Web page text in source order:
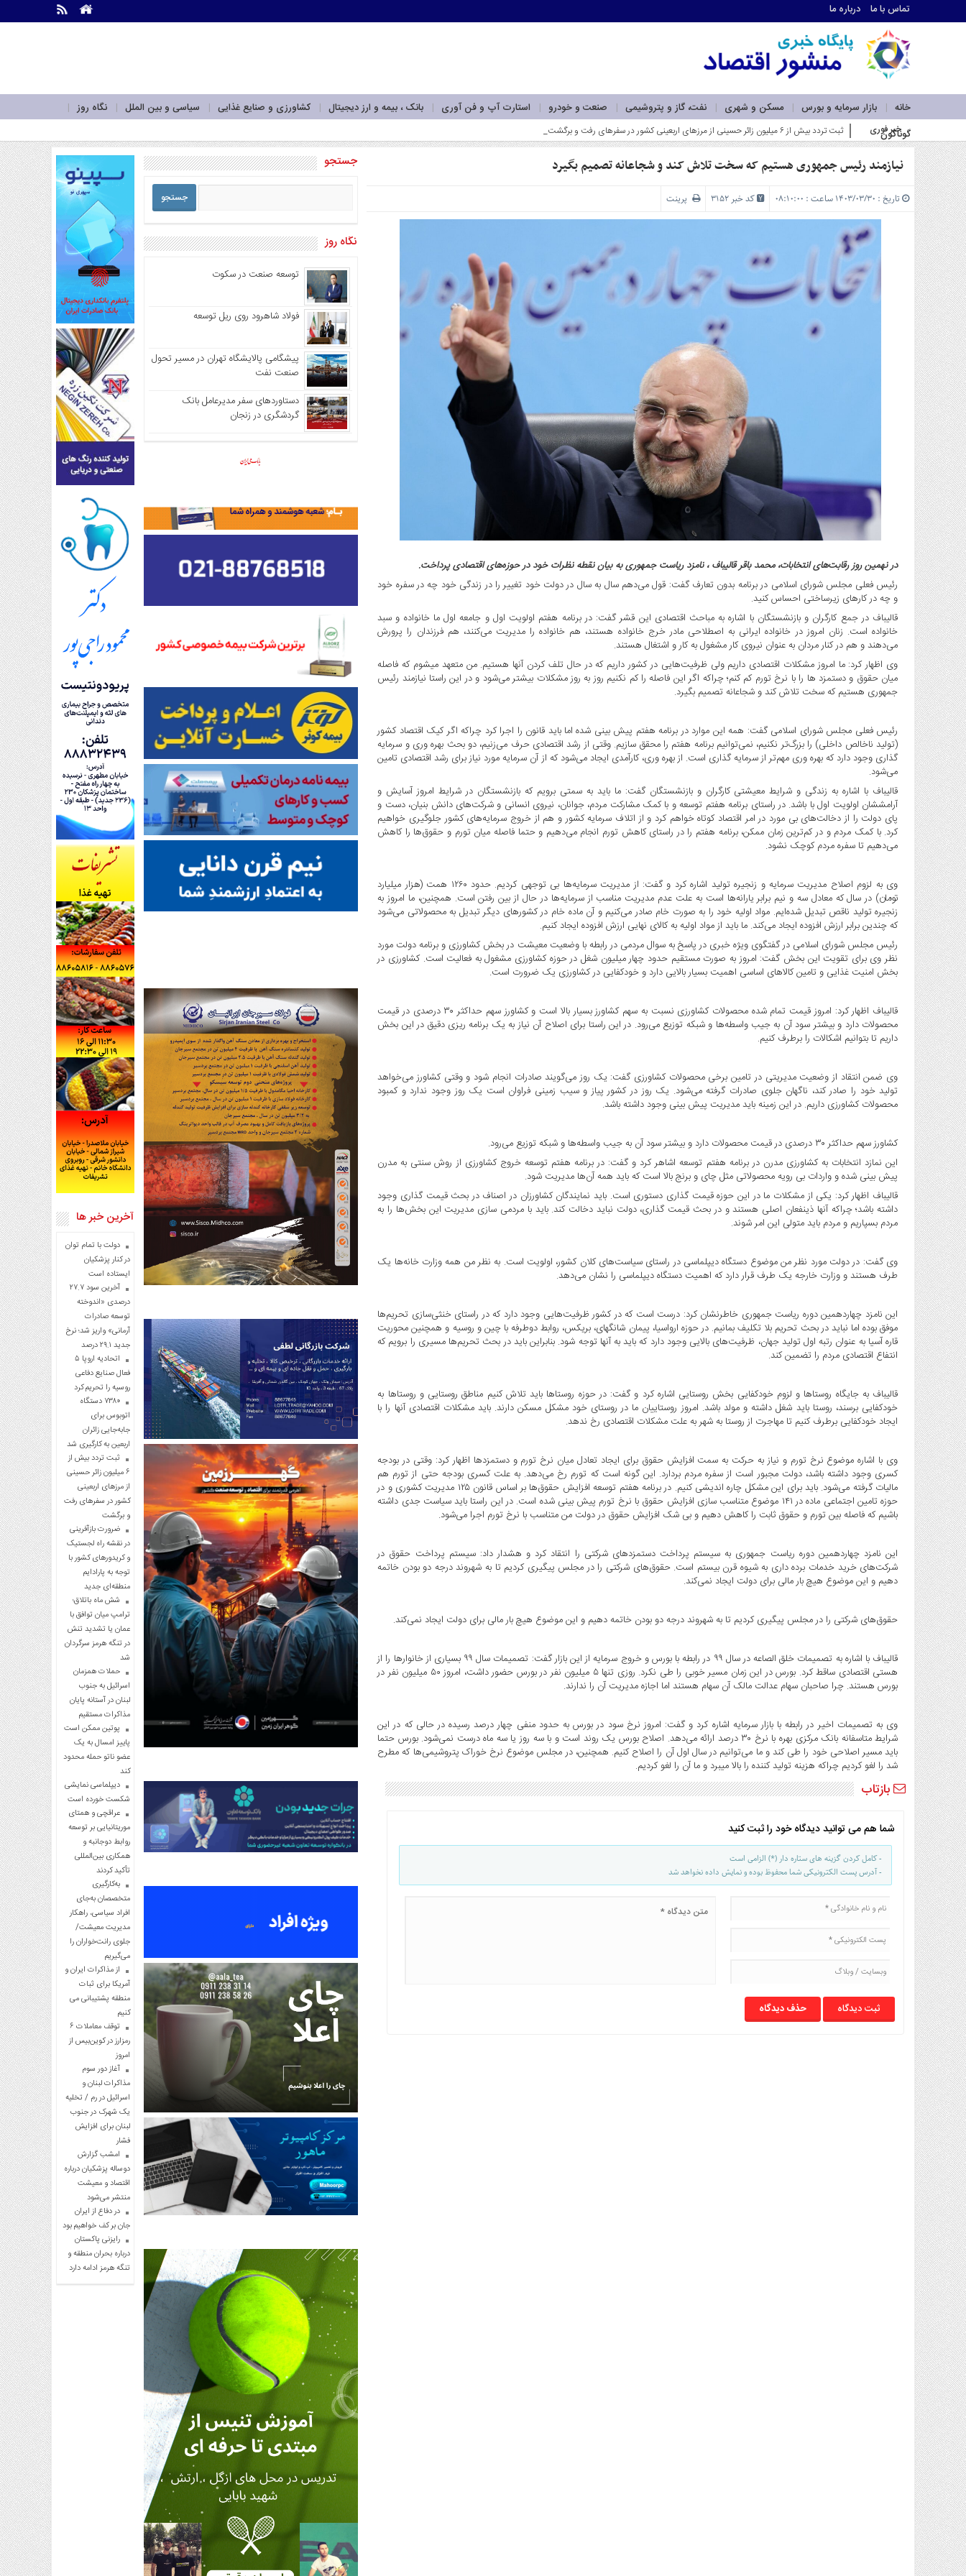
تماس با ما درباره ما
خانه بازار سرمایه و بورس مسکن و شهری نفت، گاز و پتروشیمی صنعت و خودرو استارت آپ و فن آوری بانک ، بیمه و ارز دیجیتال کشاورزی و صنایع غذایی سیاسی و بین الملل
نگاه روز
گوناگون
ما
درباره
سرویس
ها
خانه
بازار
سرمایه
و
بورس
مسکن
و
شهری
نفت،
گاز
و
پتروشیمی
صنعت
و
خودرو
استارت
آپ
و
فن
آوری
بانک
،
بیمه
و
ارز
دیجیتال
کشاورزی
و
صنایع
غذایی
سیاسی
و
بین
الملل
نگاه
روز
گوناگون
خبر فوری ضرورت بازآفرینی در نقشه راه لجستیک و کریدورهای کشور با توجه_
نیازمند رئیس جمهوری هستیم که سخت تلاش کند و شجاعانه تصمیم بگیرد
تاریخ : ۱۴۰۳/۰۳/۳۰ ساعت : ۰۸:۱۰:۰۰ کد خبر 3152 پرینت
در نهمین روز رقابت‌های انتخابات، محمد باقر قالیباف ، نامزد ریاست جمهوری به بیان نقطه نظرات خود در حوزه‌های اقتصادی پرداخت.
رئیس فعلی مجلس شورای اسلامی در برنامه بدون تعارف گفت: قول می‌دهم سال به سال در دولت خود تغییر را در زندگی خود چه در سفره خود
و چه در کارهای زیرساختی احساس کنید.
قالیباف در جمع کارگران و بازنشستگان با اشاره به مباحث اقتصادی این قشر گفت: در برنامه هفتم اولویت اول و جامعه اول ما خانواده و سبد
خانواده است. زنان امروز در خانواده ایرانی به اصطلاحی مادر خرج خانواده هستند، هم خانواده را مدیریت می‌کنند، هم فرزندان را پرورش
می‌دهند و هم در کنار مردان به عنوان نیروی کار مشغول به کار و اشتغال هستند.
وی اظهار کرد: ما امروز مشکلات اقتصادی داریم ولی ظرفیت‌هایی در کشور داریم که در حال تلف کردن آنها هستیم. من متعهد میشوم که فاصله
میان حقوق و دستمزد ها را با نرخ تورم کم کنم؛ چراکه اگر این فاصله را کم نکنیم روز به روز مشکلات بیشتر می‌شود و در این راستا نیازمند رئیس
جمهوری هستیم که سخت تلاش کند و شجاعانه تصمیم بگیرد.
رئیس فعلی مجلس شورای اسلامی گفت: همه این موارد در برنامه هفتم پیش بینی شده اما باید قانون را اجرا کرد چراکه اگر کیک اقتصاد کشور
(تولید ناخالص داخلی) را بزرگ‌تر نکنیم، نمی‌توانیم برنامه هفتم را محقق سازیم. وقتی از رشد اقتصادی حرف می‌زنیم، دو بحث بهره وری و سرمایه
گذاری وجود دارد که بهره وری مهم‌تر از سرمایه گذاری است. از بهره وری، کارآمدی ایجاد می‌شود که از آن سرمایه مورد نیاز برای رشد اقتصادی تامین
می‌شود.
قالیباف با اشاره به زندگی و شرایط معیشتی کارگران و بازنشستگان گفت: ما باید به سمتی برویم که بازنشستگان در شرایط امروز آسایش و
آرامششان اولویت اول با باشد. در راستای برنامه هفتم توسعه و با کمک مشارکت مردم، جوانان، نیروی انسانی و شرکت‌های دانش بنیان، دست و
پای دولت را از دخالت‌های بی مورد در امر اقتصاد کوتاه خواهم کرد و از اتلاف سرمایه کشور و هم از خروج سرمایه‌های کشور جلوگیری خواهیم
کرد. با کمک مردم و در کم‌ترین زمان ممکن، برنامه هفتم را در راستای کاهش تورم انجام می‌دهیم و حتما فاصله میان تورم و حقوق‌ها را کاهش
می‌دهیم تا سفره مردم کوچک نشود.
وی به لزوم اصلاح مدیریت سرمایه و زنجیره تولید اشاره کرد و گفت: از مدیریت سرمایه‌ها بی توجهی کردیم. حدود ۱۲۶۰ همت (هزار میلیارد
تومان) در سال که معادل سه و نیم برابر یارانه‌ها است به علت عدم مدیریت مناسب از سرمایه‌ها در حال از بین رفتن است. همچنین، ما امروز به
زنجیره تولید ناقص تبدیل شده‌ایم. مواد اولیه خود را به صورت خام صادر می‌کنیم و آن ماده خام در کشورهای دیگر تبدیل به محصولاتی می‌شود
که چندین برابر ارزش افزوده ایجاد می‌کند. ما باید از مواد اولیه به کالای نهایی ارزش افزوده ایجاد کنیم.
رئیس مجلس شورای اسلامی در گفتگوی ویژه خبری در پاسخ به سوال مردمی در رابطه با وضعیت معیشت در بخش کشاورزی و برنامه دولت مورد
نظر وی برای تقویت این بخش گفت: امروز به صورت مستقیم حدود چهار میلیون شغل در حوزه کشاورزی مشغول به فعالیت است. کشاورزی در
بخش امنیت غذایی و تامین کالاهای اساسی اهمیت بسیار بالایی دارد و خودکفایی در کشاورزی یک ضرورت است.
قالیباف اظهار کرد: امروز قیمت تمام شده محصولات کشاورزی نسبت به سهم کشاورز بسیار بالا است و کشاورز سهم حداکثر ۳۰ درصدی در قیمت
محصولات دارد و بیشتر سود آن به جیب واسطه‌ها و شبکه توزیع می‌رود. در این راستا برای اصلاح آن نیاز به یک برنامه ریزی دقیق در این بخش
داریم تا بتوانیم اشکالات را برطرف کنیم.
وی ضمن انتقاد از وضعیت مدیریتی در تامین برخی محصولات کشاورزی گفت: یک روز می‌گویند صادرات انجام شود و وقتی کشاورز می‌خواهد
تولید خود را صادر کند، ناگهان جلوی صادرات گرفته می‌شود. یک روز در کشور پیاز و سیب زمینی فراوان است یک روز وجود ندارد و کمبود
محصولات کشاورزی داریم. در این زمینه باید مدیریت پیش بینی وجود داشته باشد.
کشاورز سهم حداکثر ۳۰ درصدی در قیمت محصولات دارد و بیشتر سود آن به جیب واسطه‌ها و شبکه توزیع می‌رود.
این نمازد انتخابات به کشاورزی مدرن در برنامه هفتم توسعه اشاهر کرد و گفت: در برنامه هفتم توسعه خروج کشاورزی از روش سنتی به مدرن
پیش بینی شده و واردات بی رویه محصولاتی مثل چای و برنج بالا است که باید همه آن‌ها مدیریت شود.
قالیباف اظهار کرد: یکی از مشکلات ما در این حوزه قیمت گذاری دستوری است. باید نمایندگان کشاورزان در اصناف در بحث قیمت گذاری وجود
داشته باشد؛ چراکه آنها ذینفعان اصلی هستند و در بحث قیمت گذاری، دولت نباید دخالت کند. باید با مردمی سازی مدیریت این بخش‌ها را به
مردم بسپاریم و مردم باید متولی این امر شوند.
وی گفت: در دولت مورد نظر من موضوع دستگاه دیپلماسی در راستای سیاست‌های کلان کشور، اولویت است. به نظر من همه وزارت خانه‌ها یک
طرف هستند و وزارت خارجه یک طرف قرار دارد که اهمیت دستگاه دیپلماسی را نشان می‌دهد.
این نامزد چهاردهمین دوره ریاست جمهوری خاطرنشان کرد: درست است که در کشور ظرفیت‌هایی وجود دارد که در راستای خنثی‌سازی تحریم‌ها
موفق بوده اما نباید در بحث تحریم بلا تکلیف بمانیم. در حوزه ارواسیا، پیمان شانگهای، بریکس، روابط دوطرفه با چین و روسیه و همچنین محوریت
قاره آسیا به عنوان رتبه اول تولید جهان، ظرفیت‌های بالایی وجود دارد که باید به آنها توجه شود. بنابراین باید در بحث تحریم‌ها مسیری را برویم که
انتفاع اقتصادی مردم را تضمین کند.
قالیباف به جایگاه روستاها و لزوم خودکفایی بخش روستایی اشاره کرد و گفت: در حوزه روستاها باید تلاش کنیم مناطق روستایی و روستاها به
خودکفایی برسند، روستا باید شغل داشته و مولد باشد. امروز روستاییان ما در روستای خود مشکل مسکن دارند. باید مشکلات اقتصادی آنها را با
ایجاد خودکفایی برطرف کنیم تا مهاجرت از روستا به شهر به علت مشکلات اقتصادی رخ ندهد.
وی با اشاره موضوع نرخ تورم و نیاز به حرکت به سمت افزایش حقوق برای ایجاد تعادل میان نرخ تورم و دستمزدها اظهار کرد: وقتی در بودجه
کسری وجود داشته باشد، دولت مجبور است از سفره مردم بردارد. این گونه است که تورم رخ می‌دهد. به علت کسری بودجه حتی از تورم هم
مالیات گرفته می‌شود. باید برای این مشکل چاره اندیشی کنیم. در برنامه هفتم توسعه افزایش حقوق‌ها بر اساس قانون ۱۲۵ مدیریت کشوری و در
حوزه تامین اجتماعی ماده در ۱۴۱ موضوع متناسب سازی افزایش حقوق با نرخ تورم پیش بینی شده است. در این راستا باید سیاست جدی داشته
باشیم که فاصله بین تورم و حقوق ثابت را کاهش دهیم و بی شک افزایش حقوق در دولت من متناسب با نرخ تورم اجرا می‌شود.
این نامزد چهاردهمین دوره ریاست جمهوری به سیستم پرداخت دستمزدهای شرکتی را انتقاد کرد و هشدار داد: سیستم پرداخت حقوق در
شرکت‌های خرید خدمات برده داری به شیوه قرن بیستم است. حقوق‌های شرکتی را در مجلس پیگیری کردیم تا به شهروند درجه دو بودن خاتمه
دهیم و این موضوع هیچ بار مالی برای دولت ایجاد نمی‌کند.
حقوق‌های شرکتی را در مجلس پیگیری کردیم تا به شهروند درجه دو بودن خاتمه دهیم و این موضوع هیچ بار مالی برای دولت ایجاد نمی‌کند.
قالیباف با اشاره به تصمیمات خلق الصاعه در سال ۹۹ در رابطه با بورس و خروج سرمایه از این بازار گفت: تصمیمات سال ۹۹ بسیاری از خانوارها را از
هستی اقتصادی ساقط کرد. بورس در این زمان مسیر خوبی را طی نکرد. روزی تنها ۵ میلیون نفر در بورس حضور داشت، امروز ۵۰ میلیون نفر در
بورس هستند. چرا صاحبان سهام عدالت مالک آن سهام هستند اما اجازه مدیریت آن را ندارند.
وی به تصمیمات اخیر در رابطه با بازار سرمایه اشاره کرد و گفت: امروز نرخ سود در بورس به حدود منفی چهار درصد رسیده در حالی که در این
شرایط متاسفانه بانک مرکزی بهره با نرخ ۳۰ درصد ارائه می‌دهد. اصلاح بورس یک روند است و با سه روز یا سه ماه درست نمی‌شود. بورس حتما
باید مسیر اصلاحی خود را طی کند و ما می‌توانیم در سال اول آن را اصلاح کنیم. همچنین، در مجلس موضوع نرخ خوراک پتروشیمی‌ها که مطرح
شد را لغو کردیم چراکه هزینه تولید کننده را بالا میبرد و ما آن را لغو کردیم.
بازتاب
شما هم می توانید دیدگاه خود را ثبت کنید
- کامل کردن گزینه های ستاره دار (*) الزامی است
- آدرس پست الکترونیکی شما محفوظ بوده و نمایش داده نخواهد شد
حذف دیدگاه
جستجو
نگاه روز
توسعه صنعت در سکوت
فولاد شاهرود روی ریل توسعه
پیشگامی پالایشگاه تهران در مسیر تحول
صنعت نفت
دستاوردهای سفر مدیرعامل بانک
گردشگری در زنجان
آخرین خبر ها
دولت با تمام توان
در کنار پزشکیان
ایستاده است
آخرین سود ۲۷.۷
درصدی «اندوخته
توسعه صادرات
آرمانی» واریز شد؛ نرخ
جدید ۲۹.۱ درصد
اتحادیه اروپا ۵
فعال صنایع دفاعی
روسیه را تحریم کرد
۷۳۸۰ دستگاه
اتوبوس برای
جابه‌جایی زائران
اربعین به‌ کارگیری شد
ثبت تردد بیش از
۶ میلیون زائر حسینی
از مرزهای اربعینی
کشور در سفرهای رفت
و برگشت
ضرورت بازآفرینی
در نقشه راه لجستیک
و کریدورهای کشور با
توجه به پارادایم
منطقه‌ای جدید
شش ماه باتلاق؛
ترامپ میان توافق با
عمان یا تشدید تنش
در تنگه هرمز سرگردان
شد
حملات همزمان
اسرائیل به جنوب
لبنان در آستانه پایان
مذاکرات مستقیم
پوتین ممکن است
پاییز امسال به یک
عضو ناتو حمله محدود
کند
دیپلماسی نمایشی
شکست خورده است
عراقچی و همتای
موریتانیایی بر توسعه
روابط دوجانبه و
همکاری بین‌المللی
تأکید کردند
به‌کارگیری
متخصصان به‌جای
افراد سیاسی، راهکار
مدیریت معیشت/
جلوی رانت‌خواران را
می‌گیریم
از مذاکرات ایران و
آمریکا برای ثبات
منطقه پشتیبانی می
کنیم
توقف معاملات ۶
رمزارز در کوین‌بیس از
امروز
آغاز دور سوم
مذاکرات لبنان و
اسرائیل در رم / تخلیه
یک شهرک در جنوب
لبنان برای افزایش
فشار
امشب گزارش
دوساله پزشکیان درباره
اقتصاد و معیشت
منتشر می‌شود
در دفاع از ایران
جان بر کف خواهیم بود
رایزنی پاکستان
درباره بحران منطقه و
تنگه هرمز ادامه دارد